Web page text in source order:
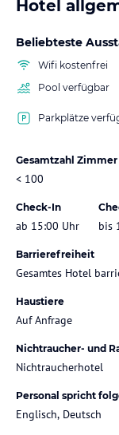
Hotel
Beliebteste
Wifi kostenfrei
Pool verfügbar
Parkplätze
Gesamtzahl Zimmer
< 100
Check-In
ab 15:00 Uhr bis
Barrierefreiheit
Gesamtes Hotel
Haustiere
Auf Anfrage
Nichtraucher- und
Nichtraucherhotel
Personal spricht
Englisch, Deutsch